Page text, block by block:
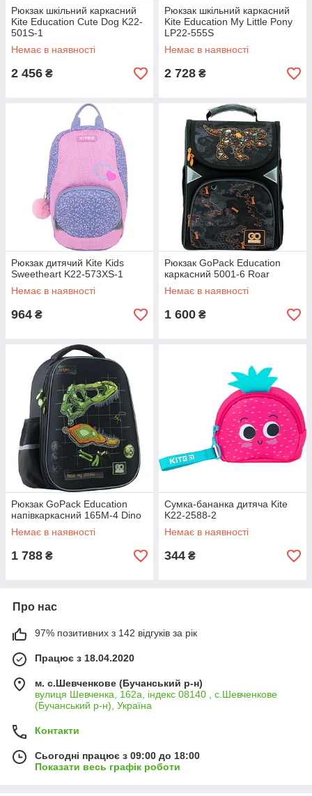
Рюкзак шкільний каркасний
Kite Education Cute Dog K22-
501S-1
Немає в наявності
2 456 ₴
Рюкзак шкільний каркасний
Kite Education My Little Pony
LP22-555S
Немає в наявності
2 728 ₴
Рюкзак дитячий Kite Kids
Sweetheart K22-573XS-1
Немає в наявності
964 ₴
Рюкзак GoPack Education
каркасний 5001-6 Roar
Немає в наявності
1 600 ₴
Рюкзак GoPack Education
напівкаркасний 165M-4 Dino
Немає в наявності
1 788 ₴
Сумка-бананка дитяча Kite
K22-2588-2
Немає в наявності
344 ₴
Про нас
97% позитивних з 142 відгуків за рік
Працює з 18.04.2020
м. с.Шевченкове (Бучанський р-н)
вулиця Шевченка, 162а, індекс 08140 , с.Шевченкове
(Бучанський р-н), Україна
Контакти
Сьогодні працює з 09:00 до 18:00
Показати весь графік роботи